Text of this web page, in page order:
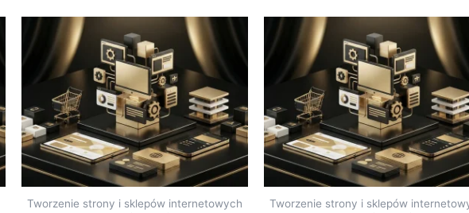
Tworzenie strony i sklepów internetowych
Tworzenie strony i sklepów